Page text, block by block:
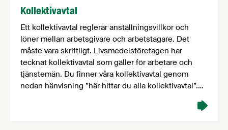
Kollektivavtal
Ett kollektivavtal reglerar anställningsvillkor och
löner mellan arbetsgivare och arbetstagare. Det
måste vara skriftligt. Livsmedelsföretagen har
tecknat kollektivavtal som gäller för arbetare och
tjänstemän. Du finner våra kollektivavtal genom
nedan hänvisning ”här hittar du alla kollektivavtal”.